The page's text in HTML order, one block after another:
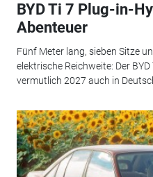
BYD Ti 7 Plug-in-
Abenteuer
Fünf Meter lang, sieben Sitze
elektrische Reichweite: Der
vermutlich 2027 auch in